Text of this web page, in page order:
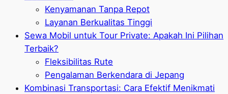
Kenyamanan Tanpa Repot
Layanan Berkualitas Tinggi
Sewa Mobil untuk Tour Private: Apakah Ini Pilihan
Terbaik?
Fleksibilitas Rute
Pengalaman Berkendara di Jepang
Kombinasi Transportasi: Cara Efektif Menikmati